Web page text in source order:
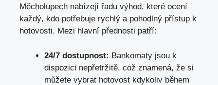
Měcholupech nabízejí řadu výhod, které ocení
každý, kdo potřebuje rychlý a pohodlný přístup k
hotovosti. Mezi hlavní přednosti patří:
24/7 dostupnost: Bankomaty jsou k
dispozici nepřetržitě, což znamená, že si
můžete vybrat hotovost kdykoliv během